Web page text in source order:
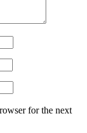
for the next